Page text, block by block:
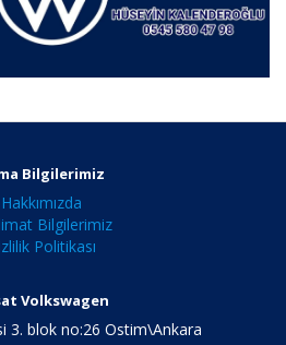
Bilgilerimiz
Hakkımızda
Bilgilerimiz
Politikası
Volkswagen
3. blok no:26 Ostim\Ankara